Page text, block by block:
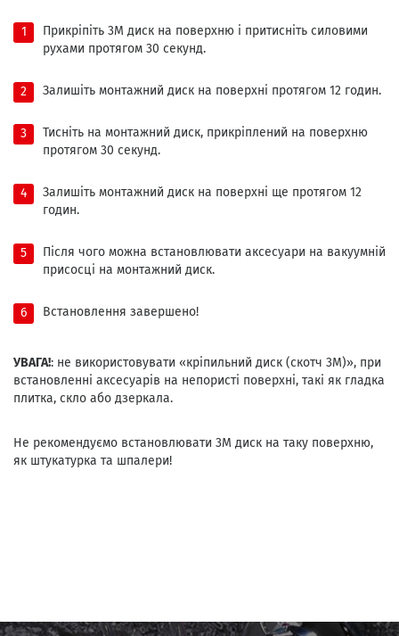
Прикріпіть 3М диск на поверхню і притисніть силовими
рухами протягом 30 секунд.
Залишіть монтажний диск на поверхні протягом 12 годин.
Тисніть на монтажний диск, прикріплений на поверхню
протягом 30 секунд.
Залишіть монтажний диск на поверхні ще протягом 12
годин.
Після чого можна встановлювати аксесуари на вакуумній
присосці на монтажний диск.
Встановлення завершено!
УВАГА!: не використовувати «кріпильний диск (скотч 3М)», при
встановленні аксесуарів на непористі поверхні, такі як гладка
плитка, скло або дзеркала.
Не рекомендуємо встановлювати 3М диск на таку поверхню,
як штукатурка та шпалери!